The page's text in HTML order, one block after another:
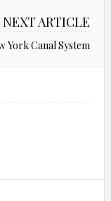
NEXT ARTICLE
York Canal System